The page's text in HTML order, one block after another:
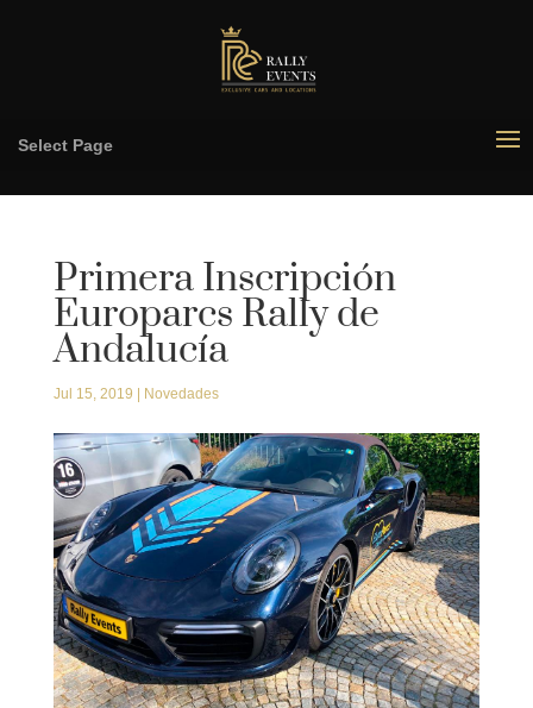
Select Page
Primera Inscripción
Europarcs Rally de
Andalucía
Jul 15, 2019 Novedades